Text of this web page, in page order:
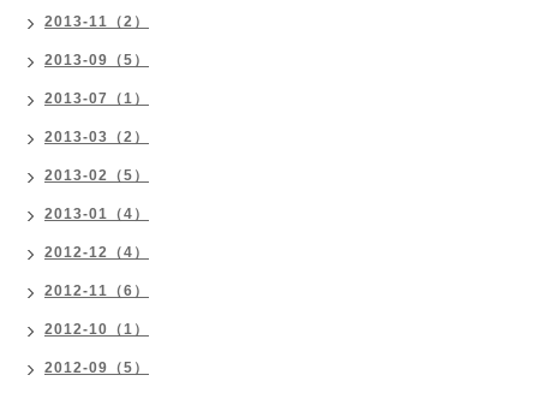
2013-11（2）
2013-09（5）
2013-07（1）
2013-03（2）
2013-02（5）
2013-01（4）
2012-12（4）
2012-11（6）
2012-10（1）
2012-09（5）